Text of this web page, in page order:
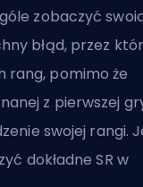
zobaczyć
błąd, przez
rang, pomimo że
z pierwszej
swojej rangi.
dokładne SR w